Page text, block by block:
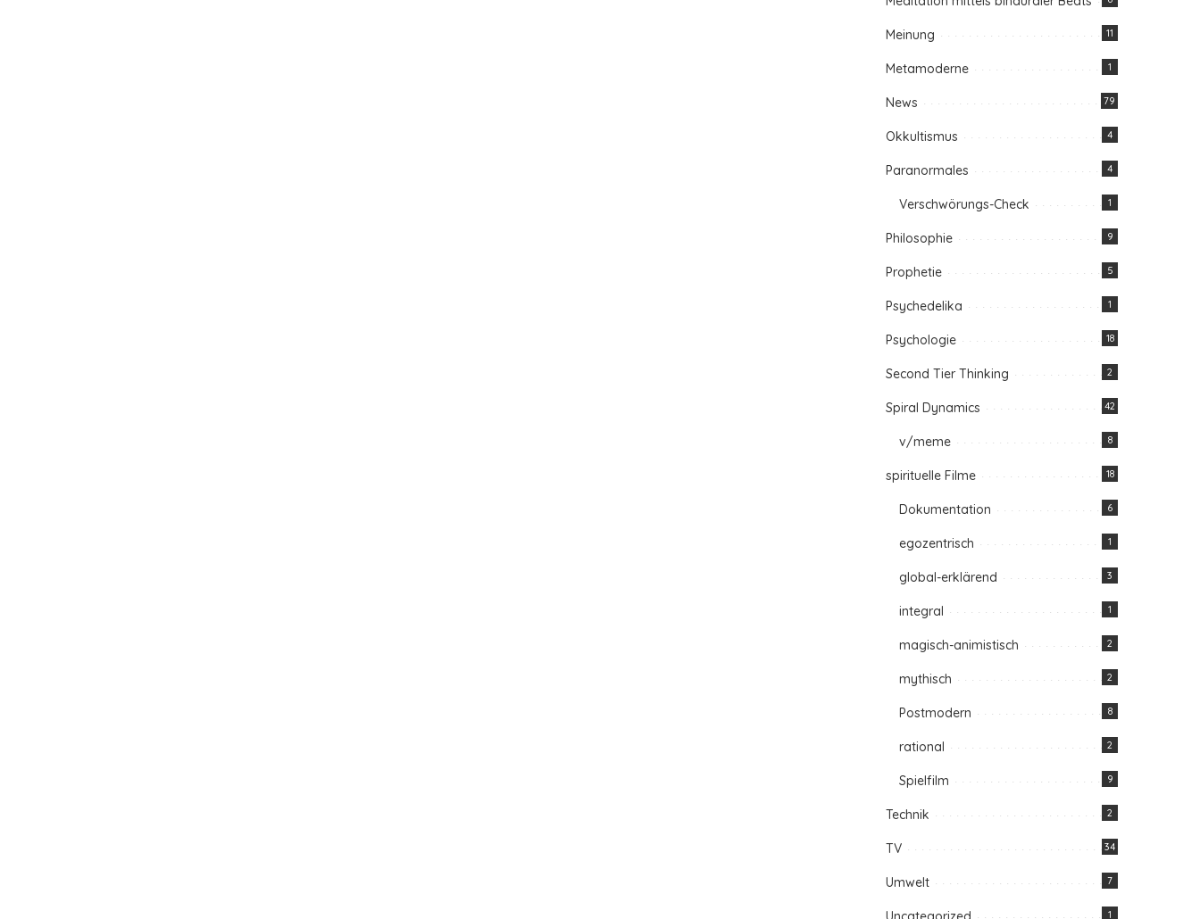
Meinung 11
Metamoderne 1
News 79
Okkultismus 4
Paranormales 4
Verschwörungs-Check 1
Philosophie 9
Prophetie 5
Psychedelika 1
Psychologie 18
Second Tier Thinking 2
Spiral Dynamics 42
v/meme 8
spirituelle Filme 18
Dokumentation 6
egozentrisch 1
global-erklärend 3
integral 1
magisch-animistisch 2
mythisch 2
Postmodern 8
rational 2
Spielfilm 9
Technik 2
TV 34
Umwelt 7
1